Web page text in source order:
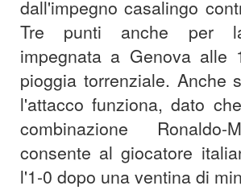
dall'impegno casalingo
Tre punti anche per
impegnata a Genova alle
pioggia torrenziale. Anche
l'attacco funziona, dato
combinazione Ronaldo-
consente al giocatore
l'1-0 dopo una ventina di